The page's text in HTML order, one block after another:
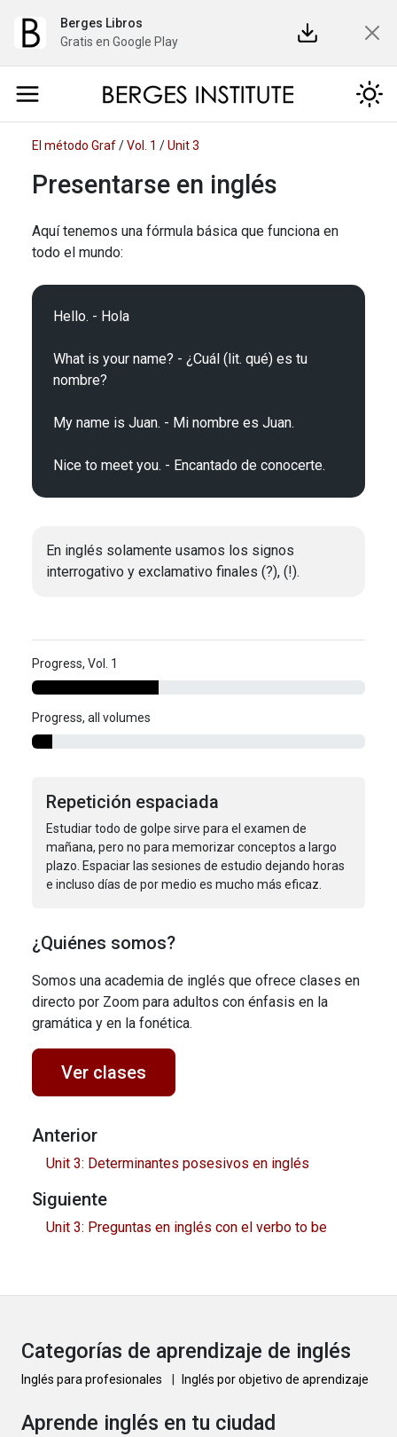
Berges Libros
Gratis en Google Play
El método Graf/Vol. 1 /Unit 3
Presentarse en inglés
Aquí tenemos una fórmula básica que funciona en
todo el mundo:
Hello. - Hola
What is your name? - ¿Cuál (lit. qué) es tu
nombre?
My name is Juan. - Mi nombre es Juan.
En inglés solamente usamos los signos
interrogativo y exclamativo finales (?), (!).
Progress, Vol. 1
Progress, all volumes
Repetición espaciada
Estudiar todo de golpe sirve para el examen de
mañana, pero no para memorizar conceptos a largo
plazo. Espaciar las sesiones de estudio dejando horas
e incluso días de por medio es mucho más eficaz.
¿Quiénes somos?
Somos una academia de inglés que ofrece clases en
directo por Zoom para adultos con énfasis en la
gramática y en la fonética.
Ver clases
Anterior
Unit 3: Determinantes posesivos en inglés
Siguiente
Unit 3: Preguntas en inglés con el verbo to be
Categorías de aprendizaje de inglés
Inglés para profesionales Inglés por objetivo de aprendizaje
Aprende inglés en tu ciudad